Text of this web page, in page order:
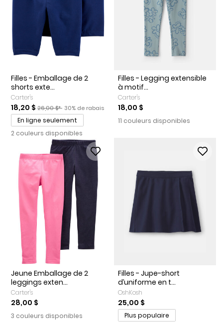
Filles - Emballage de 2
shorts exte...
Carter's
Prix de solde
18,20 $ Prix ​​de détail suggéré par le fabricant
26,00 $* Pourcentage de rabais
30% de rabais
En ligne seulement
2 couleurs disponibles
Filles - Legging extensible
à motif...
Carter's
18,00 $
11 couleurs disponibles
Jeune Emballage de 2
leggings exten...
Carter's
28,00 $
3 couleurs disponibles
Filles - Jupe-short
d’uniforme en t...
OshKosh
25,00 $
Plus populaire